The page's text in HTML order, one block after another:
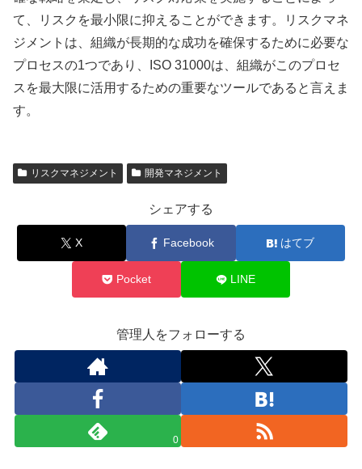
て、リスクを最小限に抑えることができます。リスクマネ
ジメントは、組織が長期的な成功を確保するために必要な
プロセスの1つであり、ISO 31000は、組織がこのプロセ
スを最大限に活用するための重要なツールであると言えま
す。
リスクマネジメント 開発マネジメント
シェアする
X Facebook はてブ
Pocket LINE
管理人をフォローする
0